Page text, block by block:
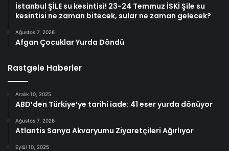
İstanbul ŞİLE su kesintisi! 23-24 Temmuz İSKİ Şile su
kesintisi ne zaman bitecek, sular ne zaman gelecek?
Ağustos 7, 2026
Afgan Çocuklar Yurda Döndü
Rastgele Haberler
Aralık 10, 2025
ABD’den Türkiye’ye tarihi iade: 41 eser yurda dönüyor
Ağustos 7, 2026
Atlantis Sanya Akvaryumu Ziyaretçileri Ağırlıyor
Eylül 10, 2025